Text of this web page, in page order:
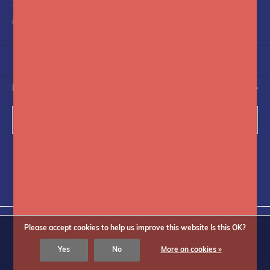
+31(0)75-6841742
info@fotoflits.com
NEWSLETTER
© Copyright Fotoflits
Please accept cookies to help us improve this website Is this OK?
Yes No More on cookies »